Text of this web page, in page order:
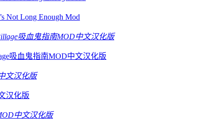
Not Long Enough Mod
吸血鬼指南MOD中文汉化版
汉化版